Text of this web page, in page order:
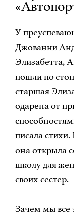
У
Джованни
Элизабетта,
пошли по
старшая
одарена от
писала стихи.
она открыла
школу для
своих сестер.
Зачем мы все